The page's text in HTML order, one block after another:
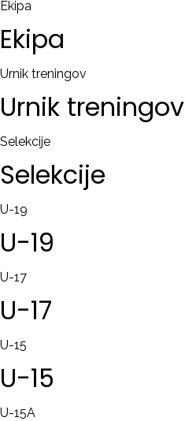
Ekipa
Ekipa
Urnik treningov
Urnik treningov
Selekcije
Selekcije
U-19
U-19
U-17
U-17
U-15
U-15
U-15A
/